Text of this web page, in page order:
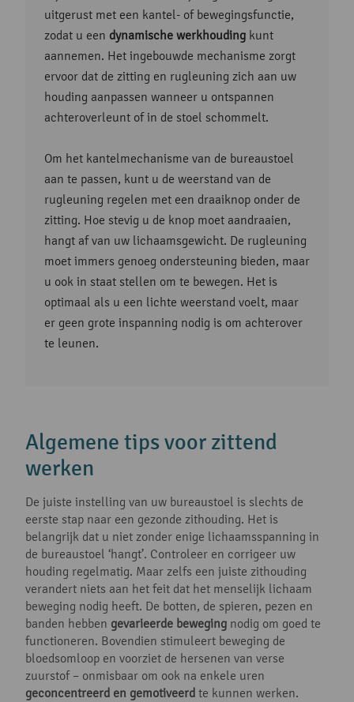
uitgerust met een kantel- of bewegingsfunctie,
zodat u een dynamische werkhouding kunt
aannemen. Het ingebouwde mechanisme zorgt
ervoor dat de zitting en rugleuning zich aan uw
houding aanpassen wanneer u ontspannen
achteroverleunt of in de stoel schommelt.
Om het kantelmechanisme van de bureaustoel
aan te passen, kunt u de weerstand van de
rugleuning regelen met een draaiknop onder de
zitting. Hoe stevig u de knop moet aandraaien,
hangt af van uw lichaamsgewicht. De rugleuning
moet immers genoeg ondersteuning bieden, maar
u ook in staat stellen om te bewegen. Het is
optimaal als u een lichte weerstand voelt, maar
er geen grote inspanning nodig is om achterover
te leunen.
Algemene tips voor zittend
werken
De juiste instelling van uw bureaustoel is slechts de
eerste stap naar een gezonde zithouding. Het is
belangrijk dat u niet zonder enige lichaamsspanning in
de bureaustoel ‘hangt’. Controleer en corrigeer uw
houding regelmatig. Maar zelfs een juiste zithouding
verandert niets aan het feit dat het menselijk lichaam
beweging nodig heeft. De botten, de spieren, pezen en
banden hebben gevarieerde beweging nodig om goed te
functioneren. Bovendien stimuleert beweging de
bloedsomloop en voorziet de hersenen van verse
zuurstof – onmisbaar om ook na enkele uren
geconcentreerd en gemotiveerd te kunnen werken.